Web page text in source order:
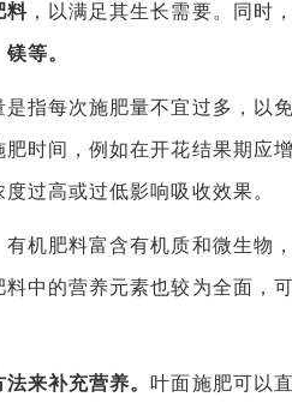
料，以满足其生长需要。同时，
等。
是指每次施肥量不宜过多，以
时间，例如在开花结果期应
过高或过低影响吸收效果。
有机肥料富含有机质和微生物
中的营养元素也较为全面，
法来补充营养。叶面施肥可以